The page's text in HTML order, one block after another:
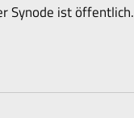
Synode ist öffentlich.